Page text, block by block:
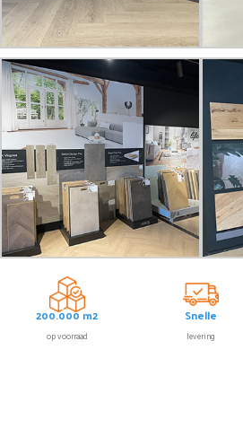
200.000 m2
op voorraad
Snelle
levering